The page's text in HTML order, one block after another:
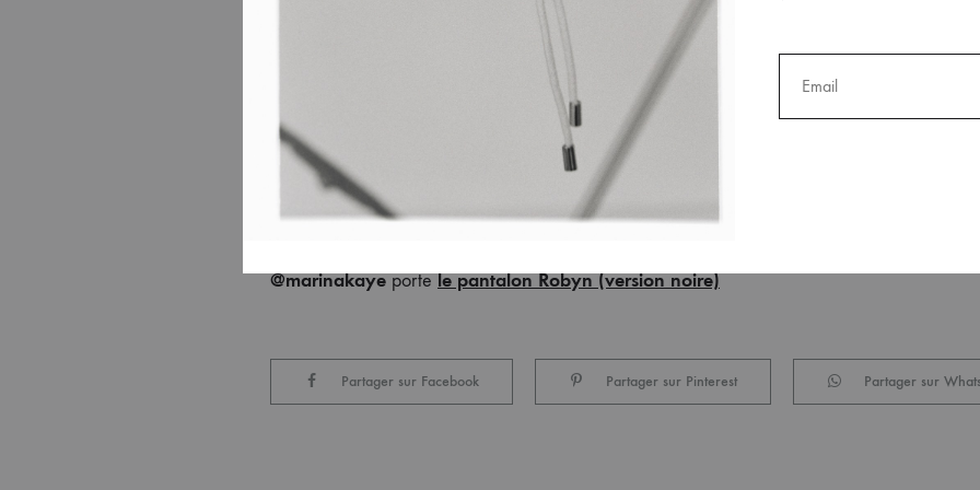
@marinakayeportele pantalon Robyn (version noire)
Partager sur Facebook Partager sur Pinterest Partager sur